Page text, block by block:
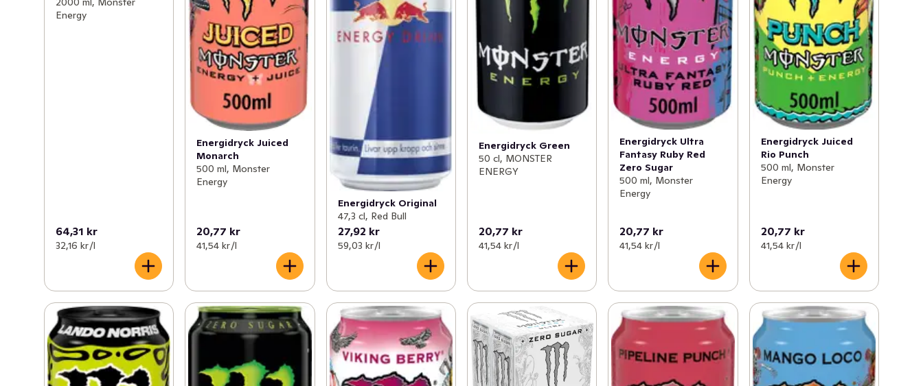
Energy
64,31 kr
32,16 kr /l
Energidryck Juiced
Monarch
500 ml, Monster
Energy
20,77 kr
41,54 kr /l
Energidryck Original
47,3 cl, Red Bull
27,92 kr
59,03 kr /l
Energidryck Green
50 cl, MONSTER
ENERGY
20,77 kr
41,54 kr /l
Energidryck Ultra
Fantasy Ruby Red
Zero Sugar
500 ml, Monster
Energy
20,77 kr
41,54 kr /l
Energidryck Juiced
Rio Punch
500 ml, Monster
Energy
20,77 kr
41,54 kr /l